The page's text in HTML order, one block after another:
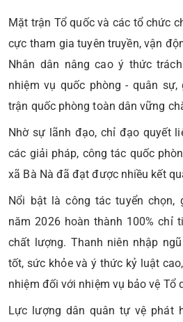
Mặt trận Tổ quốc và các tổ chức
cực tham gia tuyên truyền, vận
Nhân dân nâng cao ý thức
nhiệm vụ quốc phòng - quân
trận quốc phòng toàn dân vững
Nhờ sự lãnh đạo, chỉ đạo quyết
các giải pháp, công tác quốc
xã Bà Nà đã đạt được nhiều kết
Nổi bật là công tác tuyển chọn,
năm 2026 hoàn thành 100% chỉ
chất lượng. Thanh niên nhập
tốt, sức khỏe và ý thức kỷ luật
nhiệm đối với nhiệm vụ bảo vệ Tổ
Lực lượng dân quân tự vệ phát